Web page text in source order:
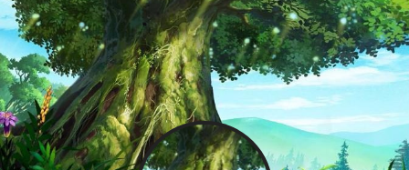
跳转至内容